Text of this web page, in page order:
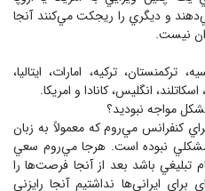
و ديگري را ريجكت مي‌كنند آنجا
نيست.
تركيه، امارات، ايتاليا،
انگليس، كانادا و امريكا.
مواجه نبوديد؟
كنفرانس مي‌روم كه معمولاً به زبان
نبوده است. هرجا مي‌روم سعي
تبليغي باشد بعد از آنجا فرصت‌ها را
ايراني‌ها نداشتيم آنجا رايزني